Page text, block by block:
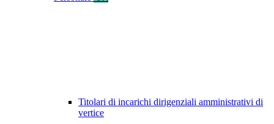
Titolari di incarichi dirigenziali amministrativi di
vertice